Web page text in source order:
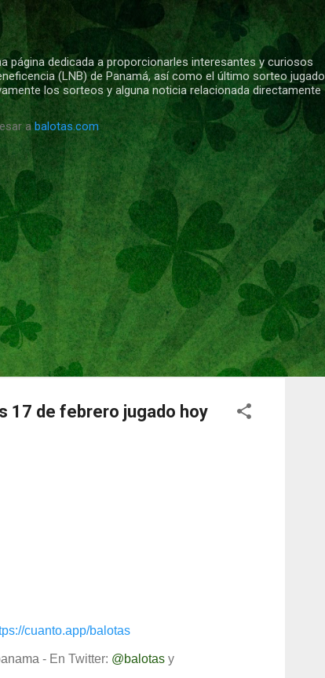
al contenido principal
página dedicada a proporcionarles interesantes y curiosos
(LNB) de Panamá, así como el último sorteo jugado
los sorteos y alguna noticia relacionada directamente
abalotas.com
17 de febrero jugado hoy
cuanto.app/balotas
- En Twitter: @balotas y